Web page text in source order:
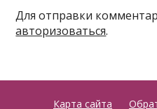
Для отправки
авторизоваться.
Карта сайта